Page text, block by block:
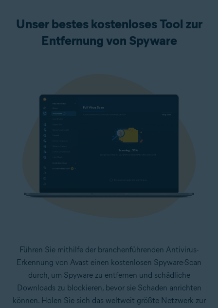
Unser bestes kostenloses Tool zur
Entfernung von Spyware
Führen Sie mithilfe der branchenführenden Antivirus-
Erkennung von Avast einen kostenlosen Spyware-Scan
durch, um Spyware zu entfernen und schädliche
Downloads zu blockieren, bevor sie Schaden anrichten
können. Holen Sie sich das weltweit größte Netzwerk zur